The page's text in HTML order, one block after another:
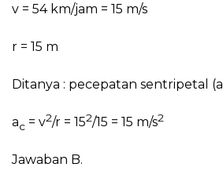
v = 54 km/jam = 15 m/s
r = 15 m
Ditanya : pecepatan sentripetal (a
ac = v2/r = 152/15 = 15 m/s2
Jawaban B.